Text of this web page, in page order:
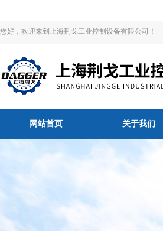
您好，欢迎来到上海荆戈工业控制设备有限公司！
网站首页 关于我们